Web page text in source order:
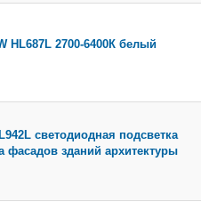
HL687L 2700-6400К белый
светодиодная подсветка
фасадов зданий архитектуры